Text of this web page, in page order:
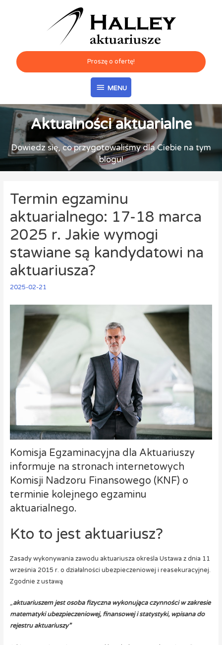
MENU
Proszę o ofertę!
Aktualności aktuarialne
Dowiedz się, co przygotowaliśmy dla Ciebie na tym
blogu!
Termin egzaminu
aktuarialnego: 17-18 marca
2025 r. Jakie wymogi
stawiane są kandydatowi na
aktuariusza?
2025-02-21
Komisja Egzaminacyjna dla Aktuariuszy
informuje na stronach internetowych
Komisji Nadzoru Finansowego (KNF) o
terminie kolejnego egzaminu
aktuarialnego.
Kto to jest aktuariusz?
Zasady wykonywania zawodu aktuariusza określa Ustawa z dnia 11
września 2015 r. o działalności ubezpieczeniowej i reasekuracyjnej.
Zgodnie z ustawą
„aktuariuszem jest osoba fizyczna wykonująca czynności w zakresie
matematyki ubezpieczeniowej, finansowej i statystyki, wpisana do
rejestru aktuariuszy”